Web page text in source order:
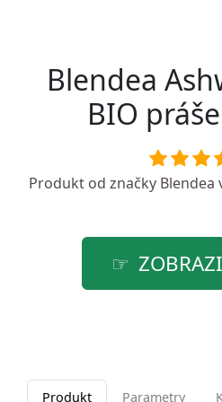
Blendea
BIO
Produkt od značky Blendea
Produkt Parametry